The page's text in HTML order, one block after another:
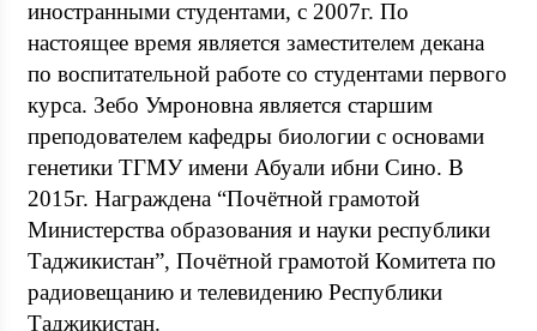
иностранными студентами, с 2007г. По
настоящее время является заместителем декана
по воспитательной работе со студентами первого
курса. Зебо Умроновна является старшим
преподователем кафедры биологии с основами
генетики ТГМУ имени Абуали ибни Сино. В
2015г. Награждена “Почётной грамотой
Министерства образования и науки республики
Таджикистан”, Почётной грамотой Комитета по
радиовещанию и телевидению Республики
Таджикистан.